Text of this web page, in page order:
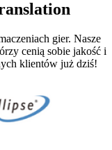
gier. Nasze
cenią sobie jakość i
klientów już dziś!